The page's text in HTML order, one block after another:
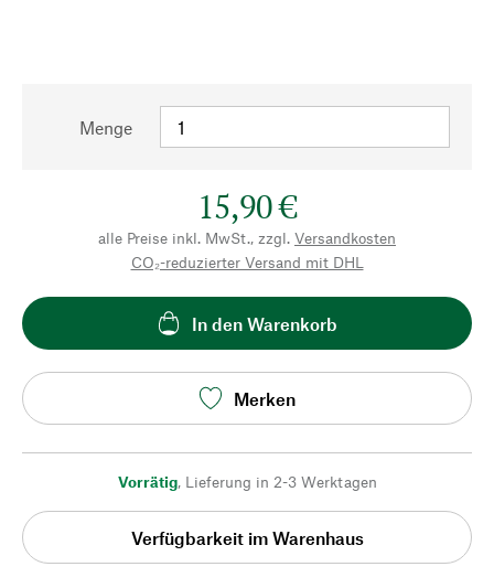
Menge
15,90 €
alle Preise inkl. MwSt., zzgl. Versandkosten
CO₂-reduzierter Versand mit DHL
In den Warenkorb
Merken
Vorrätig, Lieferung in 2-3 Werktagen
Verfügbarkeit im Warenhaus